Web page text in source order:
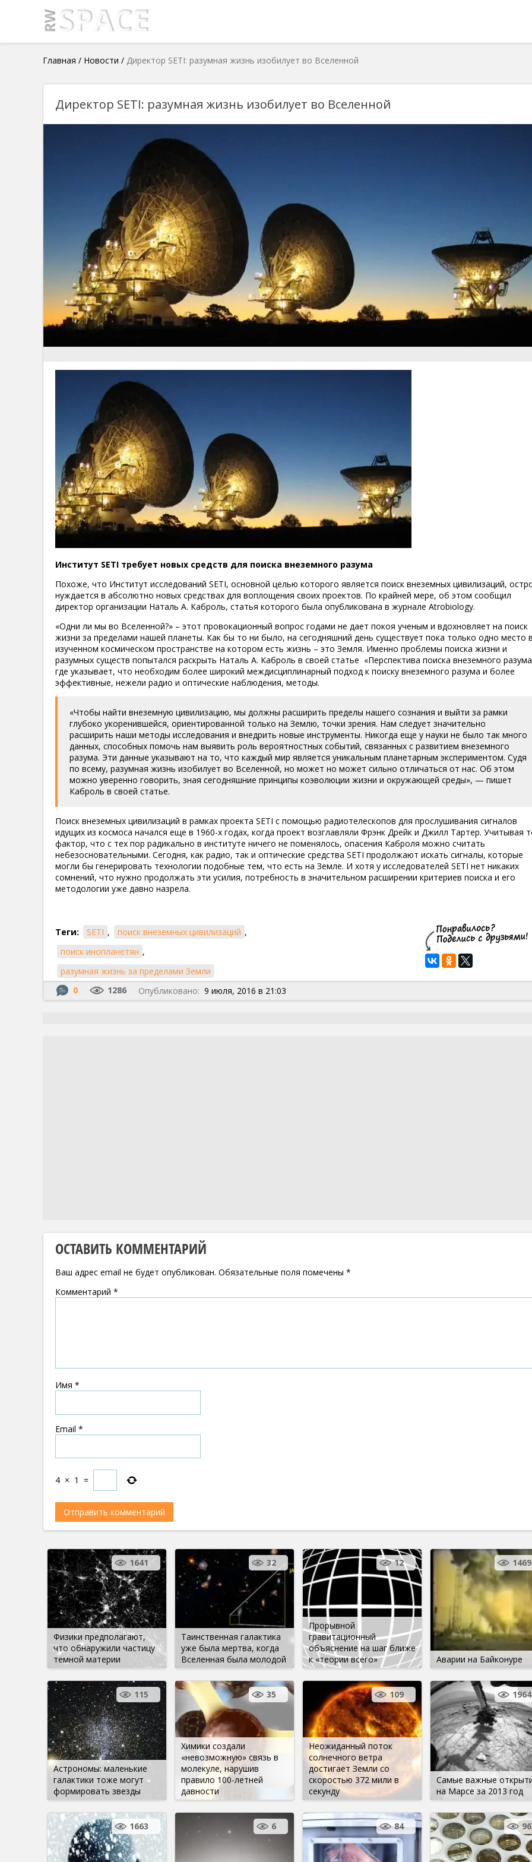
Главная / Новости / Директор SETI: разумная жизнь изобилует во Вселенной
Директор SETI: разумная жизнь изобилует во Вселенной
Институт SETI требует новых средств для поиска внеземного разума
Похоже, что Институт исследований SETI, основной целью которого является поиск внеземных цивилизаций,
нуждается в абсолютно новых средствах для воплощения своих проектов. По крайней мере, об этом сообщил
директор организации Наталь А. Каброль, статья которого была опубликована в журнале Atrobiology.
«Одни ли мы во Вселенной?» – этот провокационный вопрос годами не дает покоя ученым и вдохновляет на поиск
жизни за пределами нашей планеты. Как бы то ни было, на сегодняшний день существует пока только одно место
изученном космическом пространстве на котором есть жизнь – это Земля. Именно проблемы поиска жизни и
разумных существ попытался раскрыть Наталь А. Каброль в своей статье «Перспектива поиска внеземного
где указывает, что необходим более широкий междисциплинарный подход к поиску внеземного разума и более
эффективные, нежели радио и оптические наблюдения, методы.
«Чтобы найти внеземную цивилизацию, мы должны расширить пределы нашего сознания и выйти за рамки
глубоко укоренившейся, ориентированной только на Землю, точки зрения. Нам следует значительно
расширить наши методы исследования и внедрить новые инструменты. Никогда еще у науки не было так много
данных, способных помочь нам выявить роль вероятностных событий, связанных с развитием внеземного
разума. Эти данные указывают на то, что каждый мир является уникальным планетарным экспериментом. Судя
по всему, разумная жизнь изобилует во Вселенной, но может но может сильно отличаться от нас. Об этом
можно уверенно говорить, зная сегодняшние принципы коэволюции жизни и окружающей среды», — пишет
Каброль в своей статье.
Поиск внеземных цивилизаций в рамках проекта SETI с помощью радиотелескопов для прослушивания сигналов
идущих из космоса начался еще в 1960-х годах, когда проект возглавляли Фрэнк Дрейк и Джилл Тартер. Учитывая
фактор, что с тех пор радикально в институте ничего не поменялось, опасения Каброля можно считать
небезосновательными. Сегодня, как радио, так и оптические средства SETI продолжают искать сигналы, которые
могли бы генерировать технологии подобные тем, что есть на Земле. И хотя у исследователей SETI нет никаких
сомнений, что нужно продолжать эти усилия, потребность в значительном расширении критериев поиска и его
методологии уже давно назрела.
Теги: SETI , поиск внеземных цивилизаций ,
поиск инопланетян ,
разумная жизнь за пределами Земли
0
1286 Опубликовано: 9 июля, 2016 в 21:03
ОСТАВИТЬ КОММЕНТАРИЙ
Ваш адрес email не будет опубликован. Обязательные поля помечены *
Комментарий *
Имя *
Email *
4 × 1 =
Физики предполагают,
что обнаружили частицу
темной материи
1641
Таинственная галактика
уже была мертва, когда
Вселенная была молодой
32
Прорывной
гравитационный
объяснение на шаг ближе
к «теории всего»
12
Аварии на Байконуре
1469
Астрономы: маленькие
галактики тоже могут
формировать звезды
115
Химики создали
«невозможную» связь в
молекуле, нарушив
правило 100-летней
давности
35
Неожиданный поток
солнечного ветра
достигает Земли со
скоростью 372 мили в
секунду
109
Самые важные
на Марсе за 2013 год
1964
1663 6 84 96